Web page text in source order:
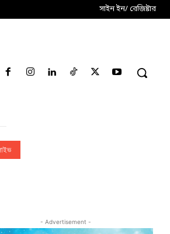
সাইন ইন/ রেজিষ্টার
- Advertisement -